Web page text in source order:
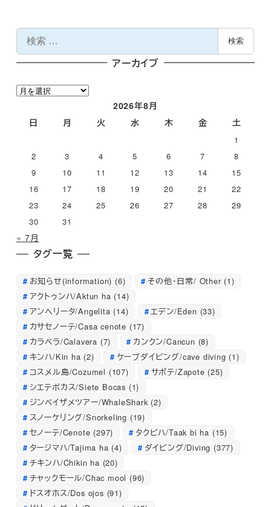
検
索
検索
アーカイブ
ア
2026年8月
日
月 火 水 木 金 土
1
2
3 4 5 6 7
8
9
10 11 12 13 14
15
16
17 18 19 20 21
22
23
24 25 26 27 28
29
30
31
« 7月
タグ一覧
お知らせ(information) (6) その他・日常/ Other (1)
アクトゥンハ/Aktun ha (14)
アンへリータ/Angelita (14) エデン/Eden (33)
カサセノーテ/Casa cenote (17)
カラベラ/Calavera (7) カンクン/Cancun (8)
キンハ/Kin ha (2) ケーブダイビング/cave diving (1)
コスメル島/Cozumel (107) サポテ/Zapote (25)
シエテボカス/Siete Bocas (1)
ジンベイザメツアー/WhaleShark(2)
スノーケリング/Snorkeling (19)
セノーテ/Cenote (297) タクビハ/Taak bi ha (15)
タージマハ/Tajima ha (4) ダイビング/Diving (377)
チキンハ/Chikin ha (20)
チャックモール/Chac mool (96)
ドスオホス/Dos ojos (91)